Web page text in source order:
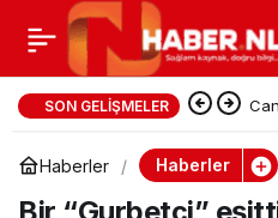
SON GELIŞMELER
Haberler Haberler
SC Telstar ile
Samsunspor hazırlık
maçı gol düellosuna